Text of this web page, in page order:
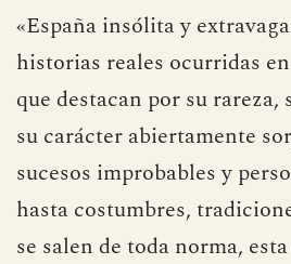
«España insólita y
historias reales ocurridas
que destacan por su rareza,
su carácter abiertamente
sucesos improbables y
hasta costumbres,
se salen de toda norma,